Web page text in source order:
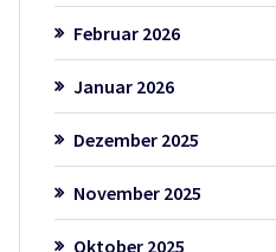
Februar 2026
Januar 2026
Dezember 2025
November 2025
Oktober 2025